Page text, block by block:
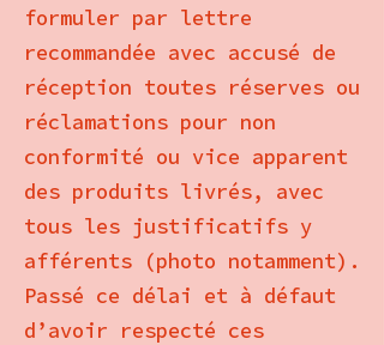
formuler par lettre
recommandée avec accusé de
réception toutes réserves ou
réclamations pour non
conformité ou vice apparent
des produits livrés, avec
tous les justificatifs y
afférents (photo notamment).
Passé ce délai et à défaut
d’avoir respecté ces